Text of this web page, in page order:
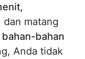
dan matang
bahan-bahan
Anda tidak